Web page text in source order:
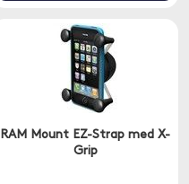
RAM Mount EZ-Strap med X-
Grip